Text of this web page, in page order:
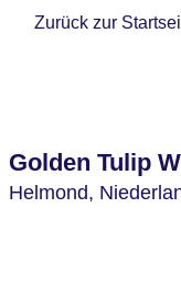
Zurück zur
Golden Tulip
Helmond,